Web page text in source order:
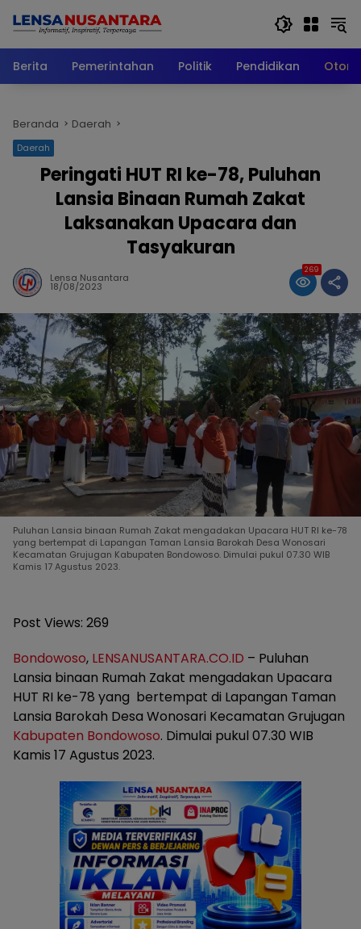
Berita
Pemerintahan Politik Pendidikan
Beranda Daerah
Daerah
Peringati HUT RI ke-78, Puluhan
Lansia Binaan Rumah Zakat
Laksanakan Upacara dan
Tasyakuran
Lensa Nusantara
18/08/2023
269
Puluhan Lansia binaan Rumah Zakat mengadakan Upacara HUT RI ke-78
yang bertempat di Lapangan Taman Lansia Barokah Desa Wonosari
Kecamatan Grujugan Kabupaten Bondowoso. Dimulai pukul 07.30 WIB
Kamis 17 Agustus 2023.
Post Views: 269
Bondowoso, LENSANUSANTARA.CO.ID – Puluhan
Lansia binaan Rumah Zakat mengadakan Upacara
HUT RI ke-78 yang bertempat di Lapangan Taman
Lansia Barokah Desa Wonosari Kecamatan Grujugan
Kabupaten Bondowoso. Dimulai pukul 07.30 WIB
Kamis 17 Agustus 2023.